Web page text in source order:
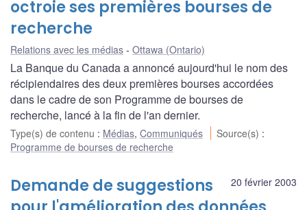
octroie ses premières bourses de
recherche
Relations avec les médias Ottawa (Ontario)
La Banque du Canada a annoncé aujourd'hui le nom des
récipiendaires des deux premières bourses accordées
dans le cadre de son Programme de bourses de
recherche, lancé à la fin de l'an dernier.
Type(s) de contenu : Médias, Communiqués Source(s) :
Programme de bourses de recherche
20 février 2003
Demande de suggestions